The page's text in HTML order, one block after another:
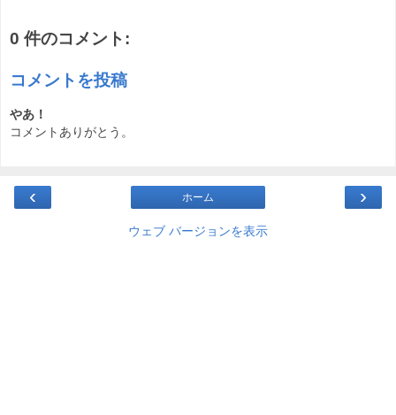
0 件のコメント:
コメントを投稿
やあ！
コメントありがとう。
‹ ›
ホーム
ウェブ バージョンを表示